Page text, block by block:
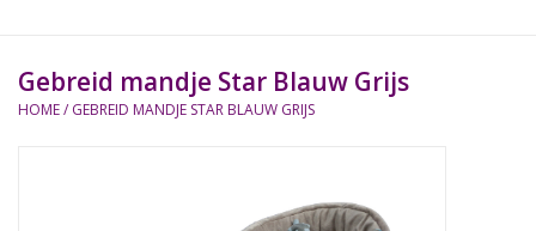
Waterhyacint
Gebreid mandje Star Blauw Grijs
HOME/ GEBREID MANDJE STAR BLAUW GRIJS